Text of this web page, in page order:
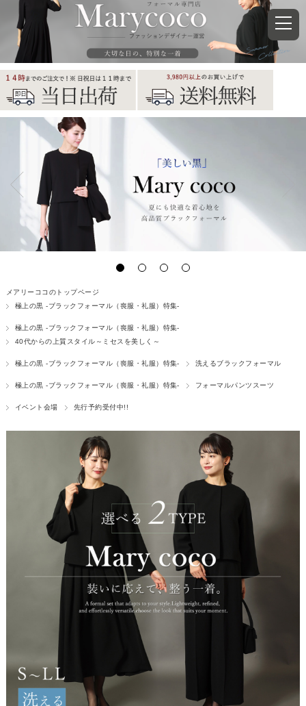
メアリーココのトップページ
極上の黒 -ブラックフォーマル（喪服・礼服）特集-
極上の黒 -ブラックフォーマル（喪服・礼服）特集-
40代からの上質スタイル～ミセスを美しく～
極上の黒 -ブラックフォーマル（喪服・礼服）特集- 洗えるブラックフォーマル
極上の黒 -ブラックフォーマル（喪服・礼服）特集- フォーマルパンツスーツ
イベント会場 先行予約受付中!!